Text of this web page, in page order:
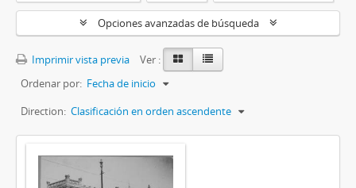
Opciones avanzadas de búsqueda
Imprimir vista previa
Ver :
Ordenar por: Fecha de inicio
Direction: Clasificación en orden ascendente